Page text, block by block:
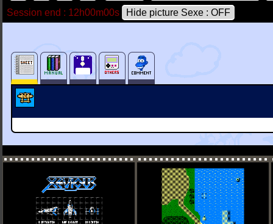
Session end : 12h00m00s
Hide picture Sexe : OFF